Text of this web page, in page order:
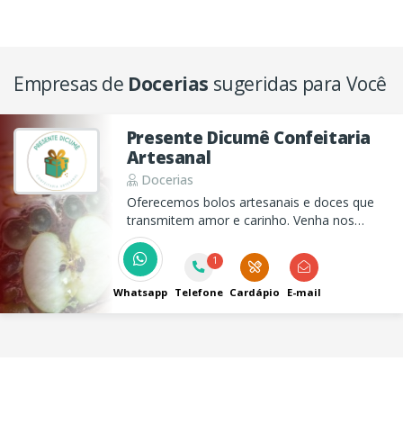
Empresas de Docerias sugeridas para Você
Presente Dicumê Confeitaria
Artesanal
Docerias
Oferecemos bolos artesanais e doces que
transmitem amor e carinho. Venha nos
visitar e descubra nossas delícias para tornar
seus momentos ainda mais especiais!
Whatsapp
1
Telefone Cardápio E-mail